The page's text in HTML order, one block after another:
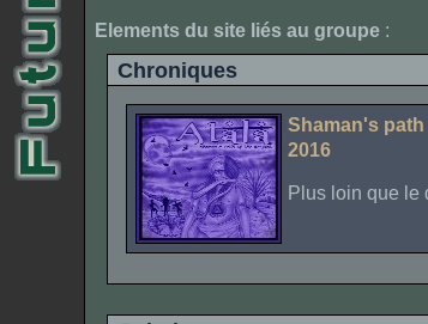
Elements du site liés au groupe :
Chroniques
Shaman's
2016
Plus loin que le